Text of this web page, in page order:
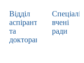
Відділ
аспірантури
та
докторантури
вчені
ради